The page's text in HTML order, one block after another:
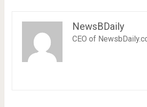
NewsBDaily
CEO of